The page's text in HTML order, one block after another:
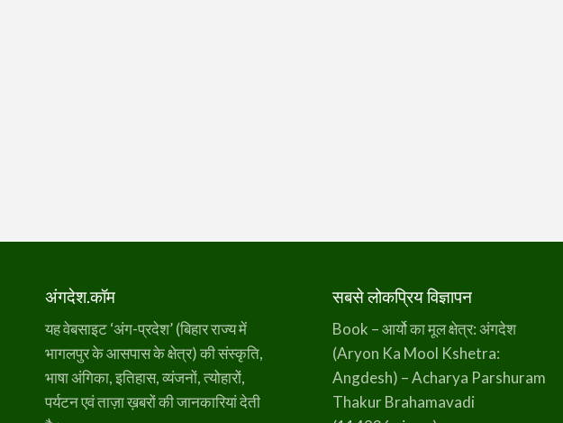
अंगदेश.कॉम
यह वेबसाइट ‘अंग-प्रदेश’ (बिहार राज्य में
भागलपुर के आसपास के क्षेत्र) की संस्कृति,
भाषा अंगिका, इतिहास, व्यंजनों, त्योहारों,
पर्यटन एवं ताज़ा ख़बरों की जानकारियां देती
सबसे लोकप्रिय विज्ञापन
Book – आर्यो का मूल क्षेत्र: अंगदेश
(Aryon Ka Mool Kshetra:
Angdesh) – Acharya Parshuram
Thakur Brahamavadi